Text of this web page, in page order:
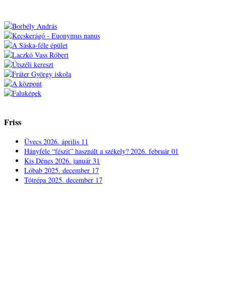
Friss
Üvecs 2026. április 11
Hányféle “fészit” használt a székely? 2026. február 01
Kis Dénes 2026. január 31
Lóbab 2025. december 17
Tótrépa 2025. december 17